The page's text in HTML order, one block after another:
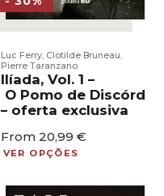
Luc Ferry, Clotilde Bruneau
Pierre Taranzano
Ilíada, Vol. 1 –
O Pomo de Discórdia
– oferta exclusiva
From 20,99 €
VER OPÇÕES